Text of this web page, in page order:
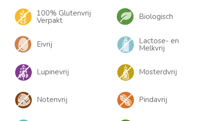
100% Glutenvrij
Verpakt Biologisch
Eivrij Lactose- en
Melkvrij
Lupinevrij Mosterdvrij
Notenvrij Pindavrij